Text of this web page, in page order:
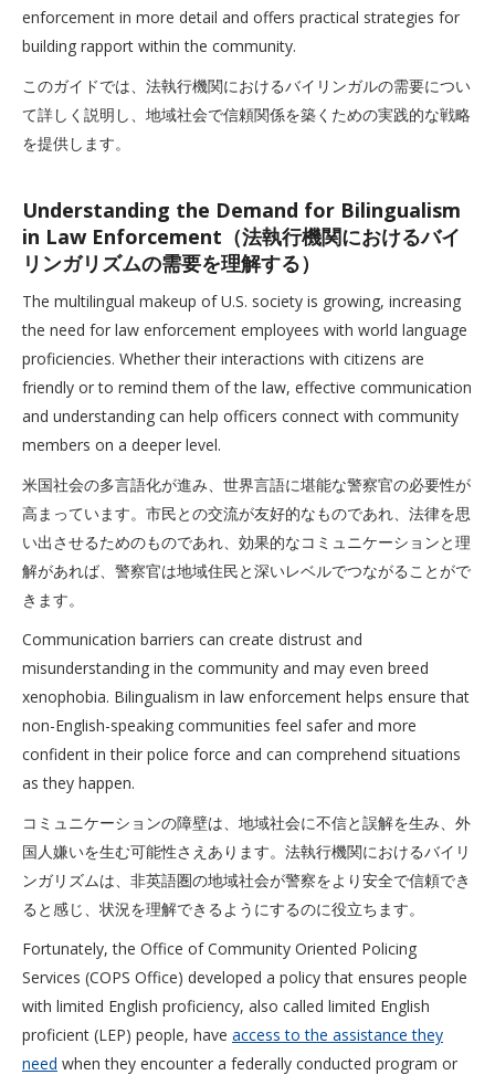
enforcement in more detail and offers practical strategies for
building rapport within the community.
このガイドでは、法執行機関におけるバイリンガルの需要につい
て詳しく説明し、地域社会で信頼関係を築くための実践的な戦略
を提供します。
Understanding the Demand for Bilingualism
in Law Enforcement（法執行機関におけるバイ
リンガリズムの需要を理解する）
The multilingual makeup of U.S. society is growing, increasing
the need for law enforcement employees with world language
proficiencies. Whether their interactions with citizens are
friendly or to remind them of the law, effective communication
and understanding can help officers connect with community
members on a deeper level.
米国社会の多言語化が進み、世界言語に堪能な警察官の必要性が
高まっています。市民との交流が友好的なものであれ、法律を思
い出させるためのものであれ、効果的なコミュニケーションと理
解があれば、警察官は地域住民と深いレベルでつながることがで
きます。
Communication barriers can create distrust and
misunderstanding in the community and may even breed
xenophobia. Bilingualism in law enforcement helps ensure that
non-English-speaking communities feel safer and more
confident in their police force and can comprehend situations
as they happen.
コミュニケーションの障壁は、地域社会に不信と誤解を生み、外
国人嫌いを生む可能性さえあります。法執行機関におけるバイリ
ンガリズムは、非英語圏の地域社会が警察をより安全で信頼でき
ると感じ、状況を理解できるようにするのに役立ちます。
Fortunately, the Office of Community Oriented Policing
Services (COPS Office) developed a policy that ensures people
with limited English proficiency, also called limited English
proficient (LEP) people, have access to the assistance they
need when they encounter a federally conducted program or